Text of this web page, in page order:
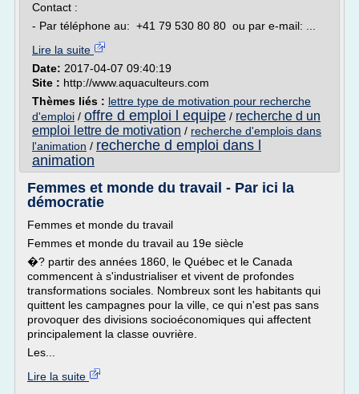
Contact :
- Par téléphone au: +41 79 530 80 80 ou par e-mail: ...
Lire la suite
Date: 2017-04-07 09:40:19
Site : http://www.aquaculteurs.com
Thèmes liés : lettre type de motivation pour recherche
d'emploi / offre d emploi l equipe / recherche d un
emploi lettre de motivation / recherche d'emplois dans
l'animation / recherche d emploi dans l
animation
Femmes et monde du travail - Par ici la
démocratie
Femmes et monde du travail
Femmes et monde du travail au 19e siècle
�? partir des années 1860, le Québec et le Canada
commencent à s'industrialiser et vivent de profondes
transformations sociales. Nombreux sont les habitants qui
quittent les campagnes pour la ville, ce qui n'est pas sans
provoquer des divisions socioéconomiques qui affectent
principalement la classe ouvrière.
Les...
Lire la suite